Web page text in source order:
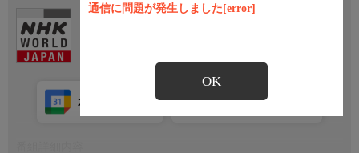
通信に問題が発生しました[error]
OK
Ch.307
NHKワールド JAPAN
カレンダー登録 アプリ視聴